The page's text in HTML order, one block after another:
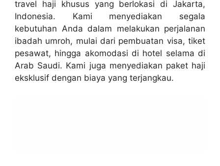
travel haji khusus yang berlokasi di Jakarta,
Indonesia. Kami menyediakan segala
kebutuhan Anda dalam melakukan perjalanan
ibadah umroh, mulai dari pembuatan visa, tiket
pesawat, hingga akomodasi di hotel selama di
Arab Saudi. Kami juga menyediakan paket haji
eksklusif dengan biaya yang terjangkau.